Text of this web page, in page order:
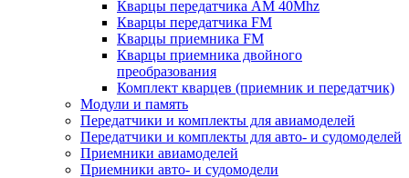
Кварцы передатчика AM 40Mhz
Кварцы передатчика FM
Кварцы приемника FM
Кварцы приемника двойного
преобразования
Комплект кварцев (приемник и передатчик)
Модули и память
Передатчики и комплекты для авиамоделей
Передатчики и комплекты для авто- и судомоделей
Приемники авиамоделей
Приемники авто- и судомодели